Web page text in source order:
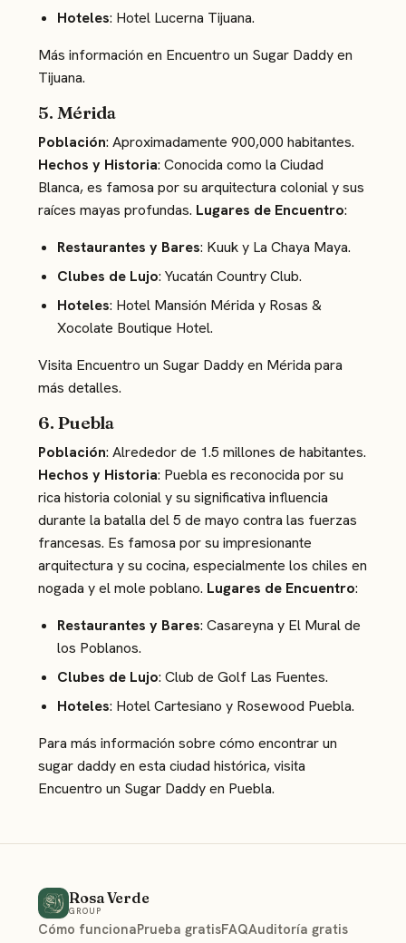
Hoteles: Hotel Lucerna Tijuana.
Más información en Encuentro un Sugar Daddy en
Tijuana.
5. Mérida
Población: Aproximadamente 900,000 habitantes.
Hechos y Historia: Conocida como la Ciudad
Blanca, es famosa por su arquitectura colonial y sus
raíces mayas profundas. Lugares de Encuentro:
Restaurantes y Bares: Kuuk y La Chaya Maya.
Clubes de Lujo: Yucatán Country Club.
Hoteles: Hotel Mansión Mérida y Rosas &
Xocolate Boutique Hotel.
Visita Encuentro un Sugar Daddy en Mérida para
más detalles.
6. Puebla
Población: Alrededor de 1.5 millones de habitantes.
Hechos y Historia: Puebla es reconocida por su
rica historia colonial y su significativa influencia
durante la batalla del 5 de mayo contra las fuerzas
francesas. Es famosa por su impresionante
arquitectura y su cocina, especialmente los chiles en
nogada y el mole poblano. Lugares de Encuentro:
Restaurantes y Bares: Casareyna y El Mural de
los Poblanos.
Clubes de Lujo: Club de Golf Las Fuentes.
Hoteles: Hotel Cartesiano y Rosewood Puebla.
Para más información sobre cómo encontrar un
sugar daddy en esta ciudad histórica, visita
Encuentro un Sugar Daddy en Puebla.
Rosa Verde
GROUP
Cómo funcionaPrueba gratisFAQAuditoría gratis